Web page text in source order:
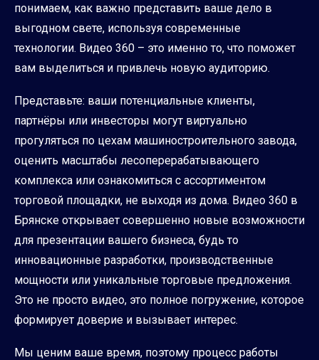
понимаем, как важно представить ваше дело в
выгодном свете, используя современные
технологии. Видео 360 – это именно то, что поможет
вам выделиться и привлечь новую аудиторию.
Представьте: ваши потенциальные клиенты,
партнёры или инвесторы могут виртуально
прогуляться по цехам машиностроительного завода,
оценить масштабы лесоперерабатывающего
комплекса или ознакомиться с ассортиментом
торговой площадки, не выходя из дома. Видео 360 в
Брянске открывает совершенно новые возможности
для презентации вашего бизнеса, будь то
инновационные разработки, производственные
мощности или уникальные торговые предложения.
Это не просто видео, это полное погружение, которое
формирует доверие и вызывает интерес.
Мы ценим ваше время, поэтому процесс работы